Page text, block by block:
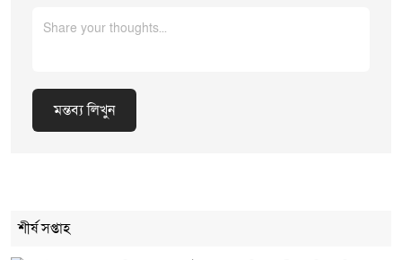
মন্তব্য লিখুন
শীর্ষ সপ্তাহ